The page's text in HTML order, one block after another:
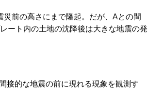
前の高さにまで隆起。だが、Aとの間
ート内の土地の沈降後は大きな地震の発
接的な地震の前に現れる現象を観測す